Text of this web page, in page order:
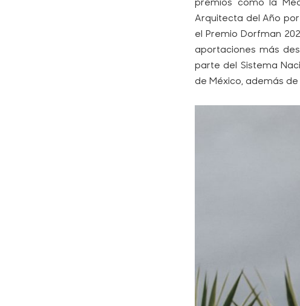
premios como la
Arquitecta del Año
el Premio Dorfman
aportaciones más
parte del Sistema
de México, además de